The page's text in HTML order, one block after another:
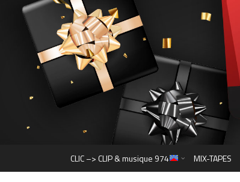
CLIC –> CLIP & musique 974 MIX-TAPES